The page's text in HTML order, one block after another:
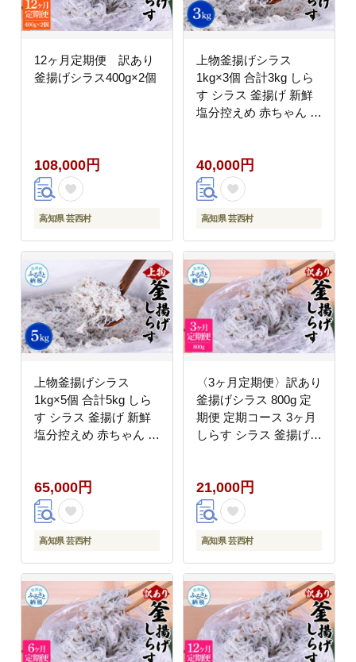
12ヶ月定期便 訳あり
釜揚げシラス400g×2個
108,000円
高知県 芸西村
上物釜揚げシラス
1kg×3個 合計3kg しら
す シラス 釜揚げ 新鮮
塩分控えめ 赤ちゃん 子
冷凍配送 大量 しらすピ
ザ 海鮮
40,000円
高知県 芸西村
上物釜揚げシラス
1kg×5個 合計5kg しら
す シラス 釜揚げ 新鮮
塩分控えめ 赤ちゃん 子
冷凍配送 大量 しらすピ
ザ 海鮮
65,000円
高知県 芸西村
〈3ヶ月定期便〉訳あり
釜揚げシラス 800g 定
期便 定期コース 3ヶ月
しらす シラス 釜揚げ
い しらす丼 海鮮丼 お
茶漬け
21,000円
高知県 芸西村